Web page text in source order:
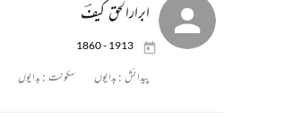
ابرارالحق کیفؔ
1860 - 1913
پیدائش : بدایوں سکونت : بدایوں